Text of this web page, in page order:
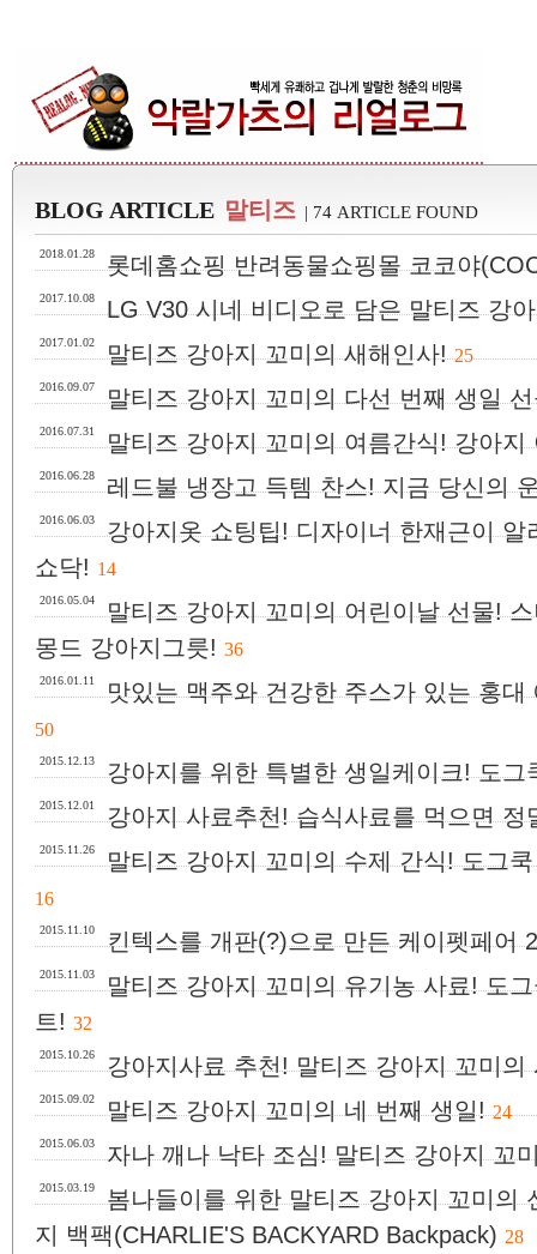
BLOG ARTICLE 말티즈 | 74 ARTICLE FOUND
2018.01.28 롯데홈쇼핑 반려동물쇼핑몰 코코야
2017.10.08 LG V30 시네 비디오로 담은 말티즈 강
2017.01.02 말티즈 강아지 꼬미의 새해인사! 25
2016.09.07 말티즈 강아지 꼬미의 다선 번째 생일
2016.07.31 말티즈 강아지 꼬미의 여름간식! 강아지
2016.06.28 레드불 냉장고 득템 찬스! 지금 당신의
2016.06.03
강아지옷 쇼팅팁! 디자이너 한재근이
쇼닥! 14
2016.05.04
말티즈 강아지 꼬미의 어린이날 선물!
몽드 강아지그릇! 36
2016.01.11 맛있는 맥주와 건강한 주스가 있는 홍
50
2015.12.13 강아지를 위한 특별한 생일케이크! 도그
2015.12.01 강아지 사료추천! 습식사료를 먹으면 정
2015.11.26 말티즈 강아지 꼬미의 수제 간식! 도그
16
2015.11.10 킨텍스를 개판(?)으로 만든 케이펫페어
2015.11.03
말티즈 강아지 꼬미의 유기농 사료! 도
트! 32
2015.10.26 강아지사료 추천! 말티즈 강아지 꼬미
2015.09.02 말티즈 강아지 꼬미의 네 번째 생일! 24
2015.06.03 자나 깨나 낙타 조심! 말티즈 강아지 꼬
2015.03.19
봄나들이를 위한 말티즈 강아지 꼬미의
지 백팩(CHARLIE'S BACKYARD Backpack) 28